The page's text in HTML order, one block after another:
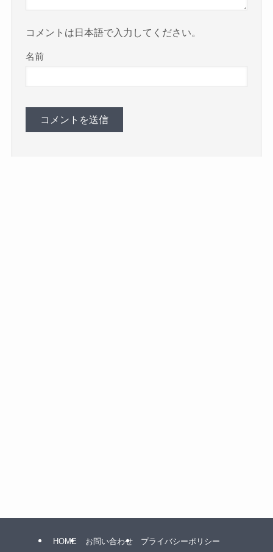
コメントは日本語で入力してください。
名前
HOME お問い合わせ プライバシーポリシー